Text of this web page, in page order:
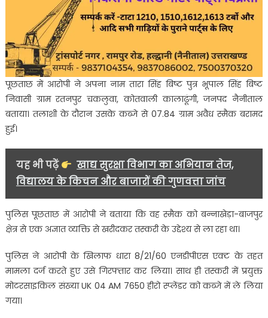
पूछताछ में आरोपी ने अपना नाम तारा सिंह बिष्ट पुत्र भूपाल सिंह बिष्ट
निवासी ग्राम रतनपुर चकलुवा, कोतवाली कालाढूंगी, जनपद नैनीताल
बताया। तलाशी के दौरान उसके कब्जे से 07.84 ग्राम अवैध स्मैक बरामद
हुई।
यह भी पढ़ें
खाद्य सुरक्षा विभाग का अभियान तेज,
विद्यालय के किचन और बाजारों की गुणवत्ता जांच
पुलिस पूछताछ में आरोपी ने बताया कि वह स्मैक को बन्नाखेड़ा-बाजपुर
क्षेत्र से एक अज्ञात व्यक्ति से खरीदकर तस्करी के उद्देश्य से ला रहा था।
पुलिस ने आरोपी के खिलाफ धारा 8/21/60 एनडीपीएस एक्ट के तहत
मामला दर्ज करते हुए उसे गिरफ्तार कर लिया। साथ ही तस्करी में प्रयुक्त
मोटरसाइकिल संख्या UK 04 AM 7650 हीरो स्प्लेंडर को कब्जे में ले लिया
गया।